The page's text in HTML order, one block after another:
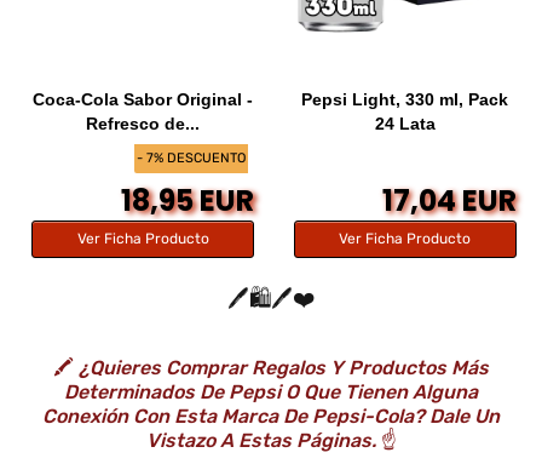
- 7% DESCUENTO
Coca-Cola Sabor Original -
Refresco de...
18,95 EUR
Ver Ficha Producto
Pepsi Light, 330 ml, Pack
24 Lata
17,04 EUR
Ver Ficha Producto
🖊️🛍️🖊️❤️
🖍️ ¿Quieres Comprar Regalos Y Productos Más
Determinados De Pepsi O Que Tienen Alguna
Conexión Con Esta Marca De Pepsi-Cola? Dale Un
Vistazo A Estas Páginas.☝️